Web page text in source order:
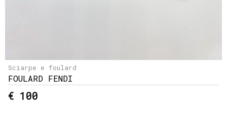
Sciarpe e foulard
FOULARD FENDI
€ 100